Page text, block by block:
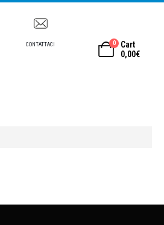
CONTATTACI 0
Cart
0,00€